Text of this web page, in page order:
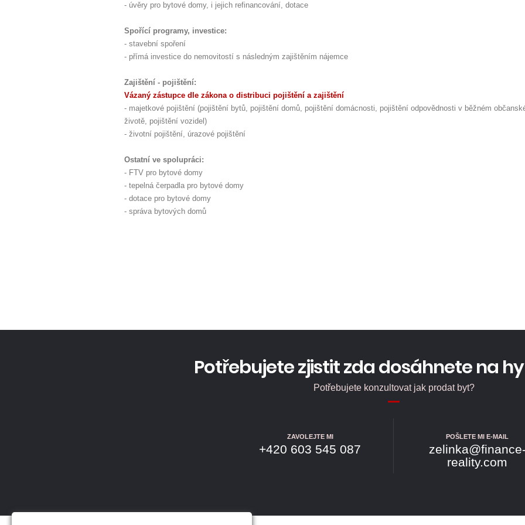
- úvěry pro bytové domy, i jejich refinancování, dotace
Spořící programy, investice:
- stavební spoření
- přímá investice do nemovitostí s následným zajištěním nájemce
Zajištění - pojištění:
Vázaný zástupce dle zákona o distribuci pojištění a zajištění
- majetkové pojištění (pojištění bytů, pojištění domů, pojištění domácnosti, pojištění odpovědnosti v běžném
životě, pojištění vozidel)
- životní pojištění, úrazové pojištění
Ostatní ve spolupráci:
- FTV pro bytové domy
- tepelná čerpadla pro bytové domy
- dotace pro bytové domy
- správa bytových domů
Potřebujete zjistit zda dosáhnete na
Potřebujete konzultovat jak prodat byt?
ZAVOLEJTE MI
+420 603 545 087
POŠLETE MI E-MAIL
reality.com